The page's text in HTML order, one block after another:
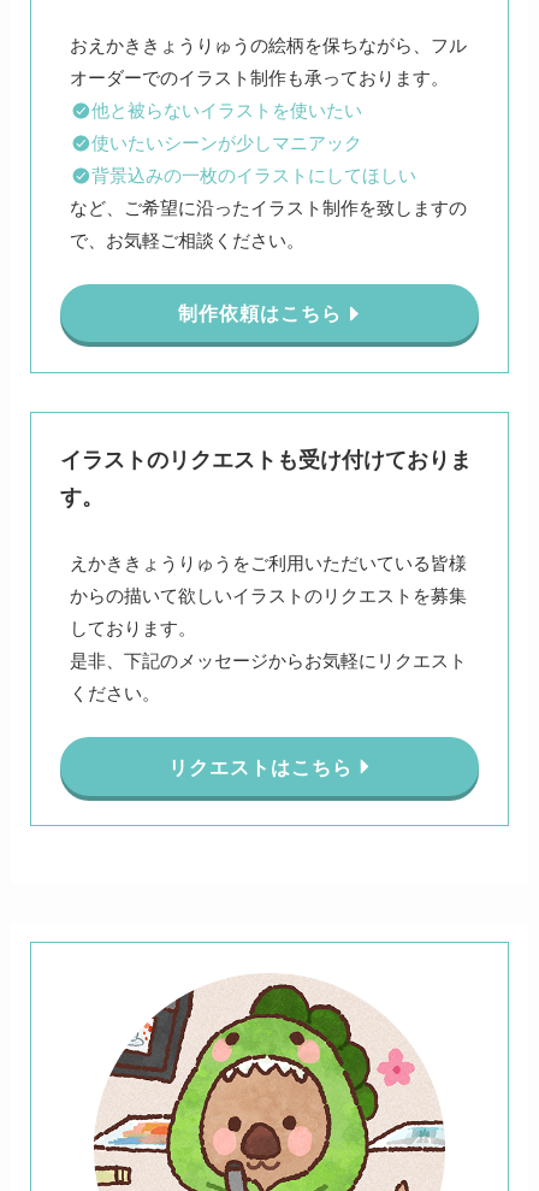
おえかききょうりゅうの絵柄を保ちながら、フル
他と被らないイラストを使いたい
使いたいシーンが少しマニアック
背景込みの一枚のイラストにしてほしい
など、ご希望に沿ったイラスト制作を致しますの
で、お気軽ご相談ください。
制作依頼はこちら
イラストのリクエストも受け付けておりま
す。
えかききょうりゅうをご利用いただいている皆様
からの描いて欲しいイラストのリクエストを募集
しております。
是非、下記のメッセージからお気軽にリクエスト
ください。
リクエストはこちら